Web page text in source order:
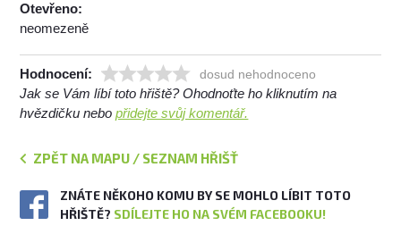
Otevřeno:
neomezeně
Hodnocení: dosud nehodnoceno
Jak se Vám líbí toto hřiště? Ohodnoťte ho kliknutím na
hvězdičku nebopřidejte svůj komentář.
ZPĚT NA MAPU / SEZNAM HŘIŠŤ
ZNÁTE NĚKOHO KOMU BY SE MOHLO LÍBIT TOTO
HŘIŠTĚ? SDÍLEJTE HO NA SVÉM FACEBOOKU!